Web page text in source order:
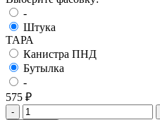
-
Штука
ТАРА
Канистра ПНД
Бутылка
-
575 ₽
-